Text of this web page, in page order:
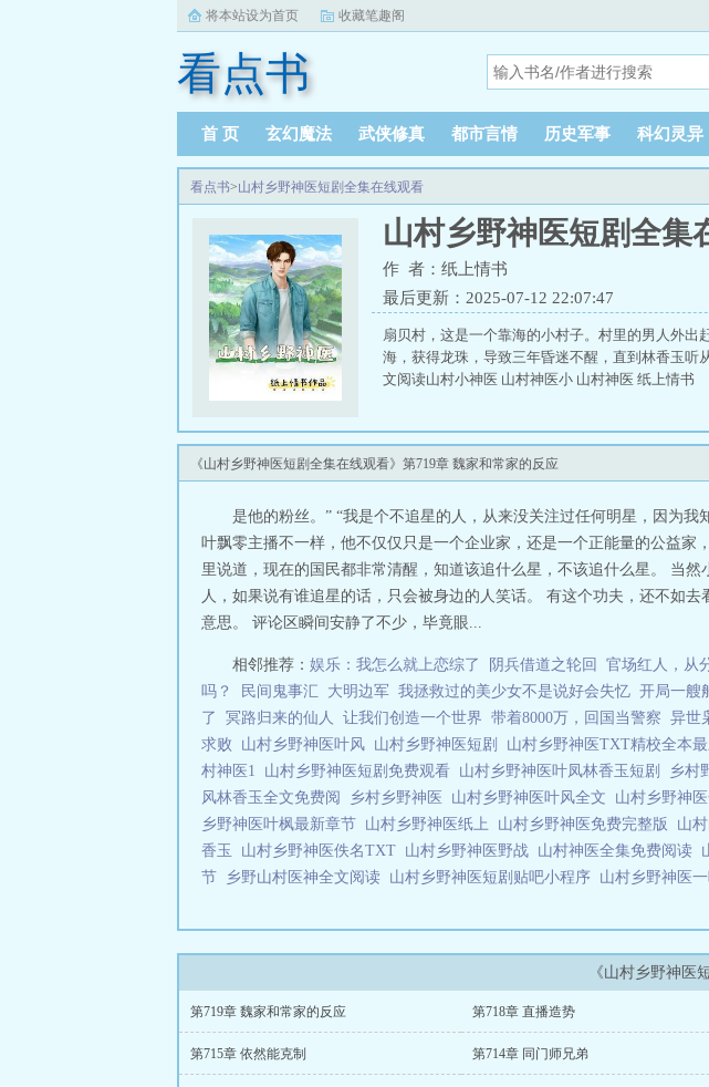
将本站设为首页 收藏笔趣阁
看点书
首 页 玄幻魔法 武侠修真 都市言情 历史军事 科幻灵异
看点书>山村乡野神医短剧全集在线观看
山村乡野神医短剧全集
作 者：纸上情书
最后更新：2025-07-12 22:07:47
扇贝村，这是一个靠海的小村子。村里的男人外
海，获得龙珠，导致三年昏迷不醒，直到林香玉听
文阅读山村小神医 山村神医小 山村神医 纸上情书
《山村乡野神医短剧全集在线观看》第719章 魏家和常家的反应
是他的粉丝。” “我是个不追星的人，从来没关注过任何明星，因为
叶飘零主播不一样，他不仅仅只是一个企业家，还是一个正能量的公益
里说道，现在的国民都非常清醒，知道该追什么星，不该追什么星。 当
人，如果说有谁追星的话，只会被身边的人笑话。 有这个功夫，还不如
意思。 评论区瞬间安静了不少，毕竟眼...
相邻推荐： 娱乐：我怎么就上恋综了 阴兵借道之轮回 官场红人，从
吗？
民间鬼事汇 大明边军 我拯救过的美少女不是说好会失忆 开局一艘
了
冥路归来的仙人 让我们创造一个世界 带着8000万，回国当警察 异世
求败
山村乡野神医叶风 山村乡野神医短剧 山村乡野神医TXT精校全本
村神医1 山村乡野神医短剧免费观看 山村乡野神医叶凤林香玉短剧 乡村
风林香玉全文免费阅
乡村乡野神医 山村乡野神医叶风全文 山村乡野神
乡野神医叶枫最新章节 山村乡野神医纸上 山村乡野神医免费完整版 山
香玉 山村乡野神医佚名TXT 山村乡野神医野战 山村神医全集免费阅读
节
乡野山村医神全文阅读 山村乡野神医短剧贴吧小程序 山村乡野神医
《山村乡野神医
第719章 魏家和常家的反应 第718章 直播造势
第715章 依然能克制 第714章 同门师兄弟